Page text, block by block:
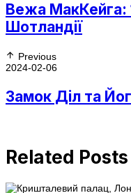
Вежа МакКейга:
Шотландії
Previous
2024-02-06
Замок Діл та
Related Posts